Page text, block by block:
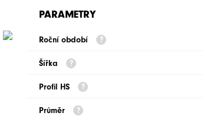
PARAMETRY
Roční období
Šířka
Profil HS
Průměr